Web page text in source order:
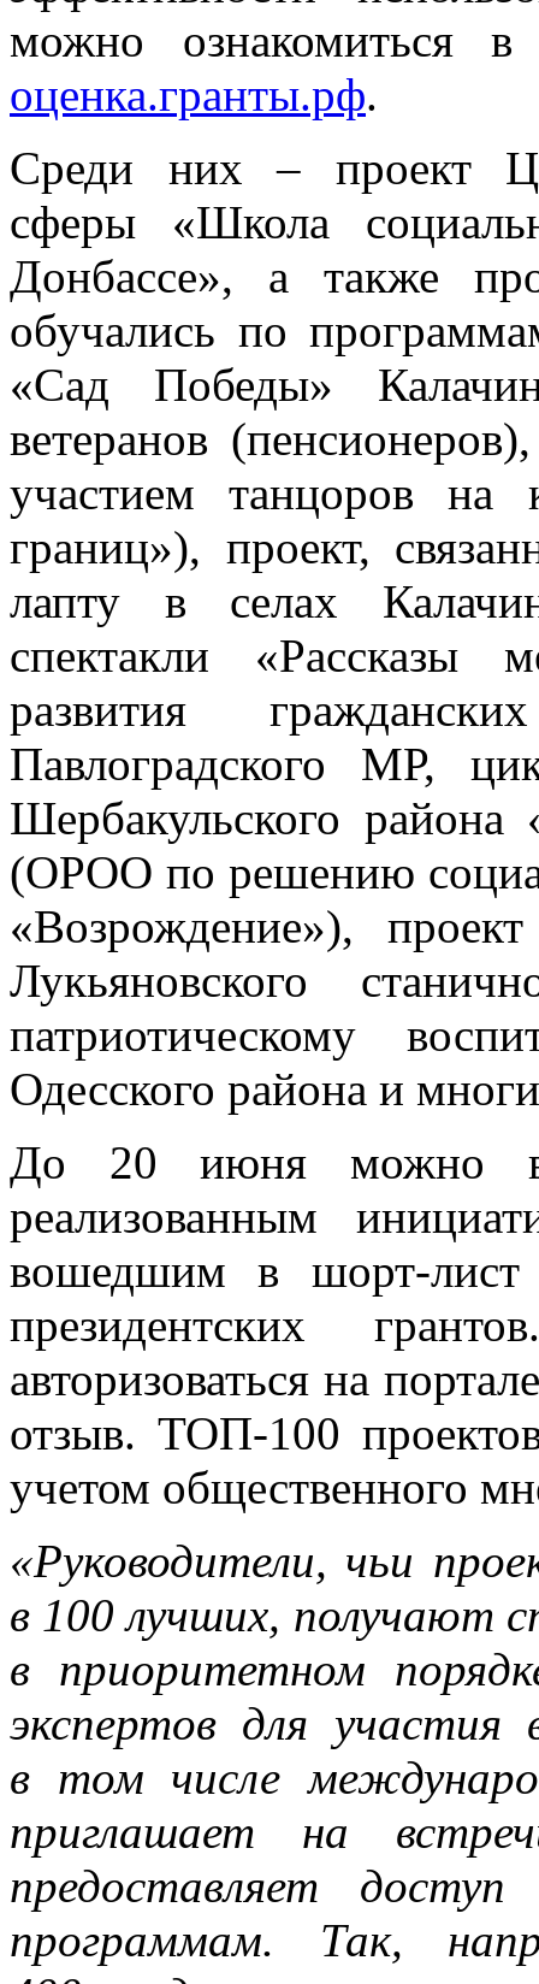
можно ознакомиться
оценка.гранты.рф.
Среди них – проект
сферы «Школа
Донбассе», а также
обучались по
«Сад Победы»
ветеранов
участием танцоров
границ»), проект,
лапту в селах
спектакли «Рассказы
развития
Павлоградского МР,
Шербакульского района
(ОРОО по решению
«Возрождение»),
Лукьяновского
патриотическому
Одесского района и
До 20 июня можно
реализованным
вошедшим в шорт-
президентских
авторизоваться на
отзыв. ТОП-100
учетом общественного
«Руководители, чьи
в 100 лучших, получают
в приоритетном
экспертов для
в том числе
приглашает на
предоставляет
программам. Так,